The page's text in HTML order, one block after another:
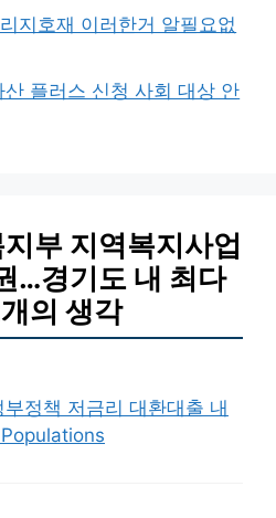
지호재 이러한거 알필요없
플러스 신청 사회 대상 안
부 지역복지사업
…경기도 내 최다
의 생각
정책 저금리 대환대출 내